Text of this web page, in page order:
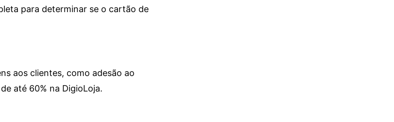
para determinar se o cartão de
aos clientes, como adesão ao
até 60% na DigioLoja.